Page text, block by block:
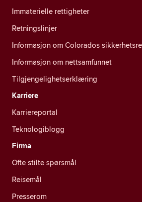
Immaterielle rettigheter
Retningslinjer
Informasjon om Colorados
Informasjon om nettsamfunnet
Tilgjengelighetserklæring
Karriere
Karriereportal
Teknologiblogg
Firma
Ofte stilte spørsmål
Reisemål
Presserom